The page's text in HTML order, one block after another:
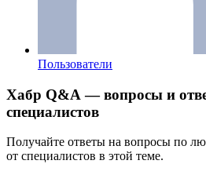
Пользователи
Хабр Q&A — вопросы и
специалистов
Получайте ответы на вопросы по
от специалистов в этой теме.